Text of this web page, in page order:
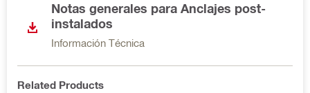
Notas generales para Anclajes post-
instalados
Información Técnica
Related Products